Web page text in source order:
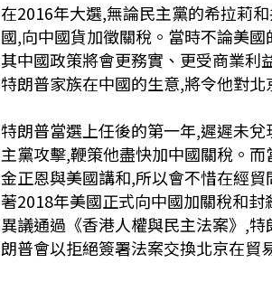
在2016年大選,無論民主黨的希拉莉
國,向中國貨加徵關稅。當時不論美
其中國政策將會更務實、更受商業利
特朗普家族在中國的生意,將令他對北
特朗普當選上任後的第一年,遲遲未
主黨攻擊,鞭策他盡快加中國關稅。
金正恩與美國講和,所以會不惜在經
著2018年美國正式向中國加關稅和
異議通過《香港人權與民主法案》,
朗普會以拒絕簽署法案交換北京在貿